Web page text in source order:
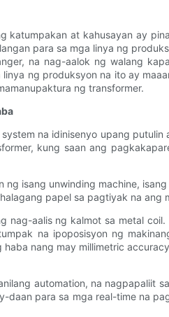
katumpakan at kahusayan ay
para sa mga linya ng
na nag-aalok ng walang
ng produksyon na ito ay
ng transformer.
na idinisenyo upang
kung saan ang
isang unwinding machine,
papel sa pagtiyak na
nag-aalis ng kalmot sa metal
na ipoposisyon ng
nang may millimetric
automation, na
para sa mga real-time na